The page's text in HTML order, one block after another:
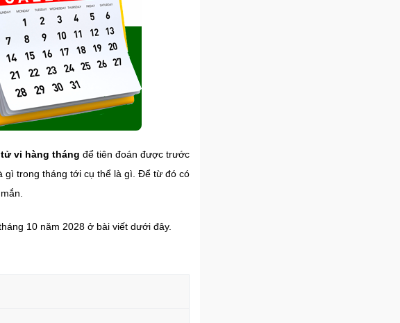
tử vi hàng tháng để tiên đoán được trước
gì trong tháng tới cụ thể là gì. Để từ đó có
10 năm 2028 ở bài viết dưới đây.